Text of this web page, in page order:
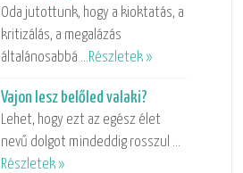
Oda jutottunk, hogy a kioktatás, a
kritizálás, a megalázás
általánosabbá …Részletek »
Vajon lesz belőled valaki?
Lehet, hogy ezt az egész élet
nevű dolgot mindeddig rosszul …
Részletek »